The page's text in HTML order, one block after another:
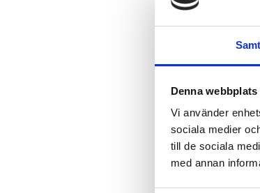
Denna
Vi använder
sociala medier
till de sociala
med annan
är.